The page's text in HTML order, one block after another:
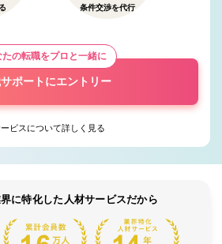
条件交渉を代行
たの転職をプロと一緒に
ポートにエントリー
ビスについて詳しく見る
界に特化した人材サービスだから